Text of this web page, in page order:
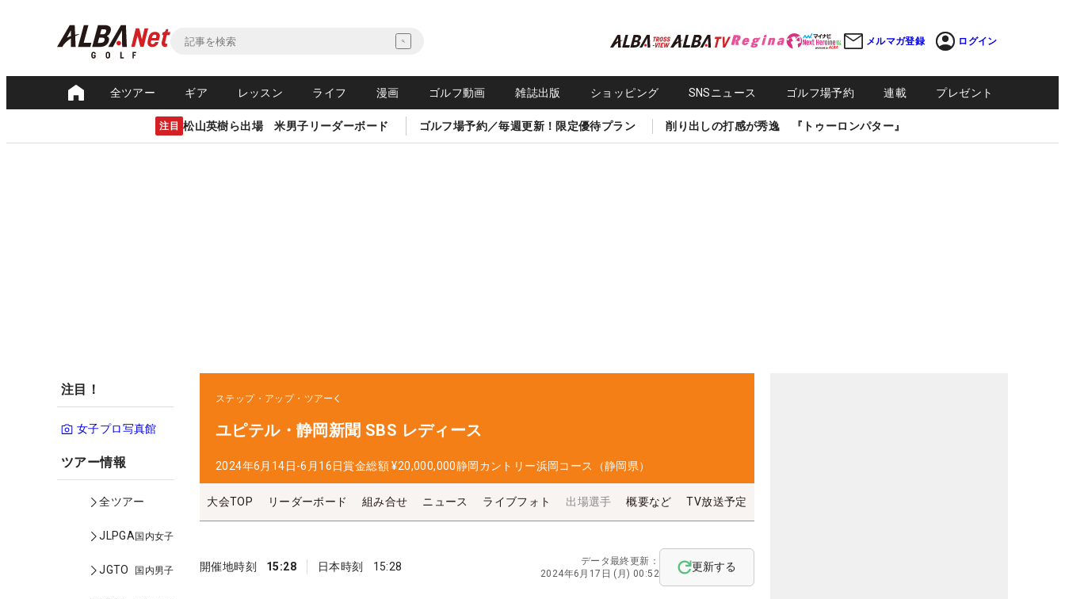
メルマガ登録 ログイン
全ツアー ギア レッスン ライフ 漫画 ゴルフ動画 雑誌出版 ショッピング SNSニュース ゴルフ場予約 連載 プレゼント
注目 松山英樹ら出場 米男子リーダーボード ゴルフ場予約／毎週更新！限定優待プラン 削り出しの打感が秀逸 『トゥーロンパター』
注目！
女子プロ写真館
ツアー情報
全ツアー
JLPGA国内女子
JGTO 国内男子
ステップ・アップ・ツアー
ユピテル・静岡新聞 SBS レディース
2024年6月14日-6月16日賞金総額 ¥20,000,000静岡カントリー浜岡コース（静岡県）
大会TOP リーダーボード 組み合せ ニュース ライブフォト 出場選手 概要など TV放送予定
開催地時刻 15:28 日本時刻 15:28
データ最終更新：
2024年6月17日 (月) 00:52
更新する